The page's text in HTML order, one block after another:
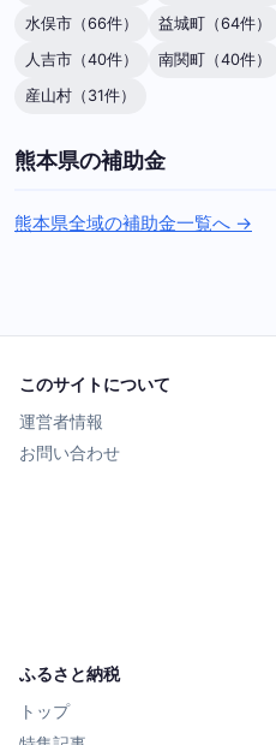
水俣市（66件）
益城町（64件）
人吉市（40件）
南関町（40件）
産山村（31件）
熊本県の補助金
熊本県全域の補助金一覧へ →
このサイトについて
運営者情報
お問い合わせ
ふるさと納税
トップ